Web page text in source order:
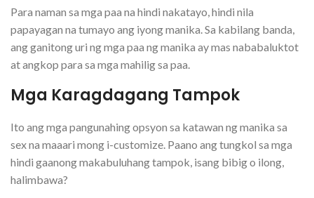
Para naman sa mga paa na hindi nakatayo, hindi nila
papayagan na tumayo ang iyong manika. Sa kabilang banda,
ang ganitong uri ng mga paa ng manika ay mas nababaluktot
at angkop para sa mga mahilig sa paa.
Mga Karagdagang Tampok
Ito ang mga pangunahing opsyon sa katawan ng manika sa
sex na maaari mong i-customize. Paano ang tungkol sa mga
hindi gaanong makabuluhang tampok, isang bibig o ilong,
halimbawa?